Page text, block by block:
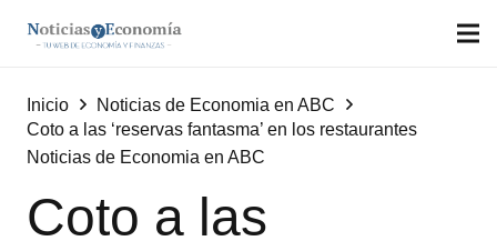
Inicio
Noticias de Economia en ABC
Coto a las ‘reservas fantasma’ en los restaurantes
Noticias de Economia en ABC
Coto a las